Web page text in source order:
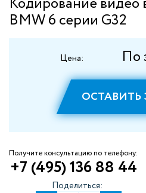
BMW 6 серии G32
Цена: По
ОСТАВИТЬ
Получите консультацию по телефону:
+7 (495) 136 88 44
Поделиться: